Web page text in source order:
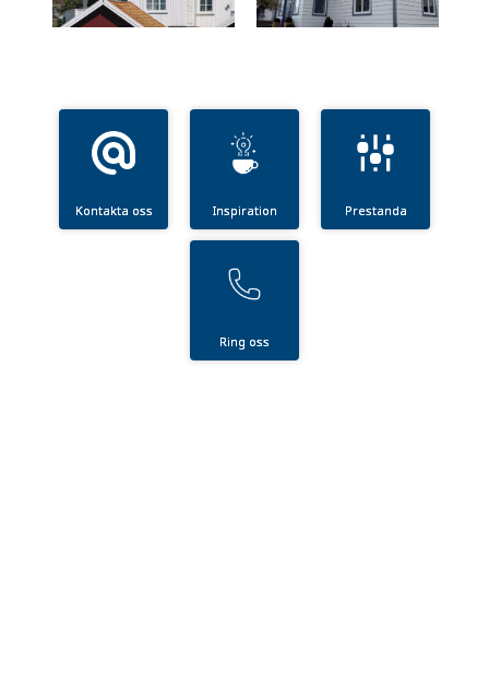
Kontakta oss Inspiration Prestanda
Ring oss